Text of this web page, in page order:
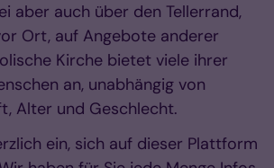
aber auch über den Tellerrand,
Ort, auf Angebote anderer
Kirche bietet viele ihrer
an, unabhängig von
Alter und Geschlecht.
ein, sich auf dieser Plattform